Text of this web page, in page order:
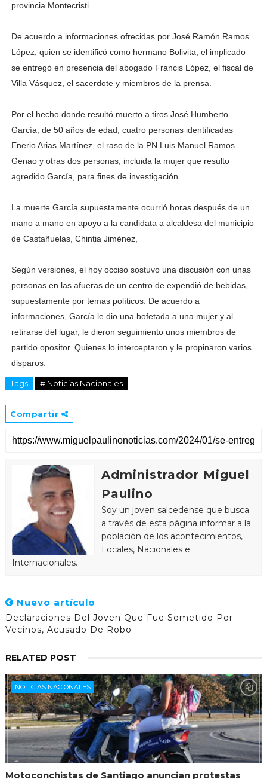
provincia Montecristi.
De acuerdo a informaciones ofrecidas por José Ramón Ramos
López, quien se identificó como hermano Bolivita, el implicado
se entregó en presencia del abogado Francis López, el fiscal de
Villa Vásquez, el sacerdote y miembros de la prensa.
Por el hecho donde resultó muerto a tiros José Humberto
García, de 50 años de edad, cuatro personas identificadas
Enerio Arias Martínez, el raso de la PN Luis Manuel Ramos
Genao y otras dos personas, incluida la mujer que resulto
agredido García, para fines de investigación.
La muerte García supuestamente ocurrió horas después de un
mano a mano en apoyo a la candidata a alcaldesa del municipio
de Castañuelas, Chintia Jiménez,
Según versiones, el hoy occiso sostuvo una discusión con unas
personas en las afueras de un centro de expendió de bebidas,
supuestamente por temas políticos. De acuerdo a
informaciones, García le dio una bofetada a una mujer y al
retirarse del lugar, le dieron seguimiento unos miembros de
partido opositor. Quienes lo interceptaron y le propinaron varios
disparos.
Tags # Noticias Nacionales
Compartir
Administrador Miguel
Paulino
Soy un joven salcedense que busca
a través de esta página informar a la
población de los acontecimientos,
Locales, Nacionales e
Internacionales.
Nuevo artículo
Declaraciones Del Joven Que Fue Sometido Por
Vecinos, Acusado De Robo
RELATED POST
NOTICIAS NACIONALES
Motoconchistas de Santiago anuncian protestas